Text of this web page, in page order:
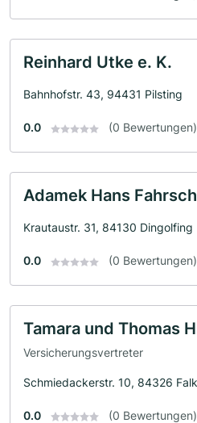
Reinhard Utke e. K.
Bahnhofstr. 43, 94431 Pilsting
0.0 (0 Bewertungen)
Adamek Hans
Krautaustr. 31, 84130 Dingolfing
0.0 (0 Bewertungen)
Tamara und Thomas
Versicherungsvertreter
Schmiedackerstr. 10, 84326
0.0 (0 Bewertungen)